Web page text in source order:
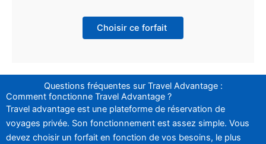
Choisir ce forfait
Questions fréquentes sur Travel Advantage :
Comment fonctionne Travel Advantage ?
Travel advantage est une plateforme de réservation de
voyages privée. Son fonctionnement est assez simple. Vous
devez choisir un forfait en fonction de vos besoins, le plus